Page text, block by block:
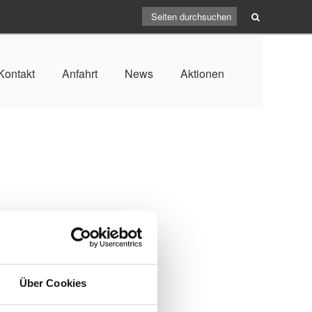
Über Cookies
Anfahrt News Aktionen
Steuerung
ARCHIV
Juli 2026
April 2026(1)